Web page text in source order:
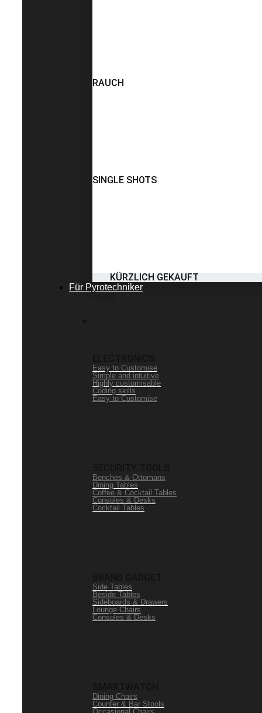
RAUCH
SINGLE SHOTS
KÜRZLICH GEKAUFT
Für Pyrotechniker
Easy to Customise
Simple and intuitive
Highly customisable
Coding skills
Easy to Customise
Benches & Ottomans
Dining Tables
Coffee & Cocktail Tables
Consoles & Desks
Cocktail Tables
Side Tables
Beside Tables
Sideboards & Drawers
Lounge Chairs
Consoles & Desks
Dining Chairs
Counter & Bar Stools